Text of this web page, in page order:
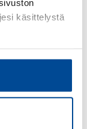
käsittelystä